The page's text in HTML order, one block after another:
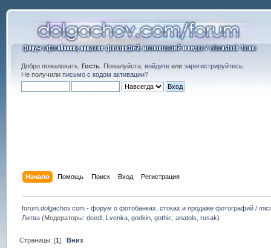
Добро пожаловать, Гость. Пожалуйста, войдитеили зарегистрируйтесь.
Не получили письмо с кодом активации?
Начало Помощь Поиск Вход Регистрация
forum.dolgachov.com - форум о фотобанках, стоках и продаже фотографий /
Литва (Модераторы:deedl Lvenka ,godkin ,gothic ,anatols ,rusak)
Страницы: [1]Вниз